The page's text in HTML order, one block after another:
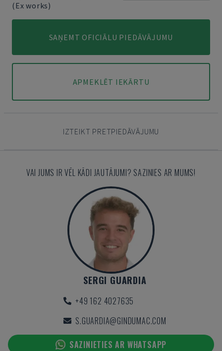
(Ex works)
SAŅEMT OFICIĀLU PIEDĀVĀJUMU
APMEKLĒT IEKĀRTU
IZTEIKT PRETPIEDĀVĀJUMU
VAI JUMS IR VĒL KĀDI JAUTĀJUMI? SAZINIES AR MUMS!
SERGI GUARDIA
+49 162 4027635
S.GUARDIA@GINDUMAC.COM
SAZINIETIES AR WHATSAPP